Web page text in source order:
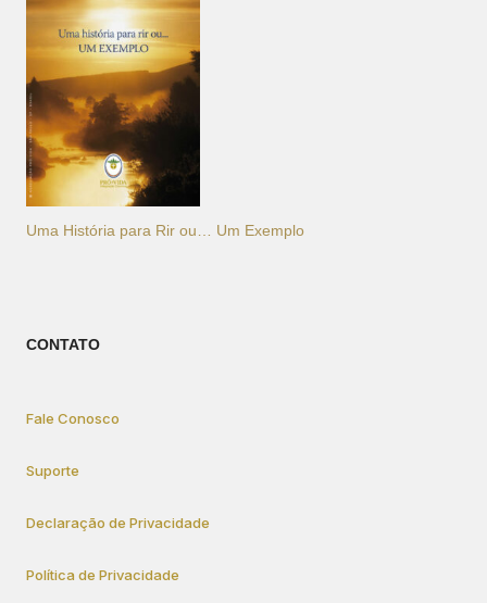
Uma História para Rir ou… Um Exemplo
CONTATO
Fale Conosco
Suporte
Declaração de Privacidade
Política de Privacidade